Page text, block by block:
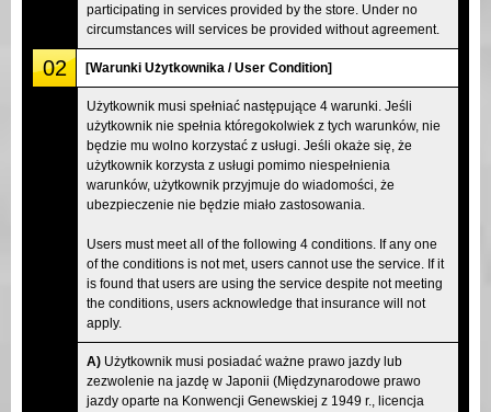
participating in services provided by the store. Under no
circumstances will services be provided without agreement.
02 [Warunki Użytkownika / User Condition]
Użytkownik musi spełniać następujące 4 warunki. Jeśli
użytkownik nie spełnia któregokolwiek z tych warunków, nie
będzie mu wolno korzystać z usługi. Jeśli okaże się, że
użytkownik korzysta z usługi pomimo niespełnienia
warunków, użytkownik przyjmuje do wiadomości, że
ubezpieczenie nie będzie miało zastosowania.
Users must meet all of the following 4 conditions. If any one
of the conditions is not met, users cannot use the service. If it
is found that users are using the service despite not meeting
the conditions, users acknowledge that insurance will not
apply.
A) Użytkownik musi posiadać ważne prawo jazdy lub
zezwolenie na jazdę w Japonii (Międzynarodowe prawo
jazdy oparte na Konwencji Genewskiej z 1949 r., licencja